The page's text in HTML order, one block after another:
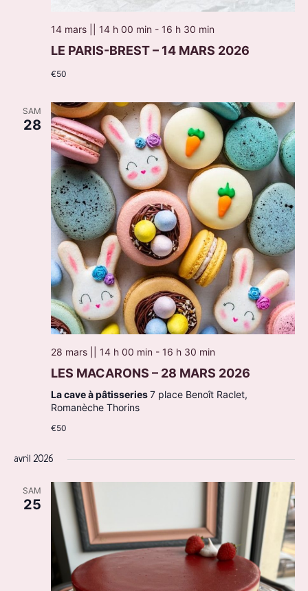
14 mars || 14 h 00 min - 16 h 30 min
LE PARIS-BREST – 14 MARS 2026
€50
SAM
28
28 mars || 14 h 00 min - 16 h 30 min
LES MACARONS – 28 MARS 2026
La cave à pâtisseries7 place Benoît Raclet,
Romanèche Thorins
€50
avril 2026
SAM
25